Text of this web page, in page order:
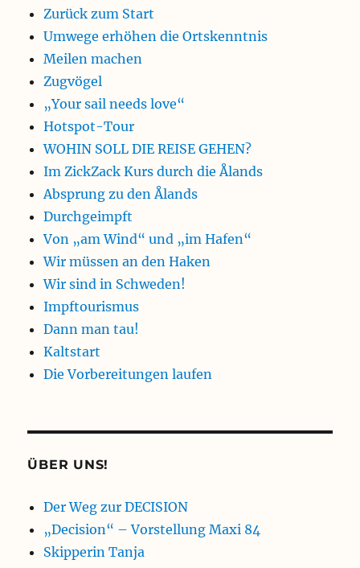
Zurück zum Start
Umwege erhöhen die Ortskenntnis
Meilen machen
Zugvögel
„Your sail needs love“
Hotspot-Tour
WOHIN SOLL DIE REISE GEHEN?
Im ZickZack Kurs durch die Ålands
Absprung zu den Ålands
Durchgeimpft
Von „am Wind“ und „im Hafen“
Wir müssen an den Haken
Wir sind in Schweden!
Impftourismus
Dann man tau!
Kaltstart
Die Vorbereitungen laufen
ÜBER UNS!
Der Weg zur DECISION
„Decision“ – Vorstellung Maxi 84
Skipperin Tanja